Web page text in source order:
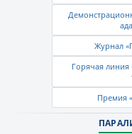
Журнал
Горячая линия
Премия